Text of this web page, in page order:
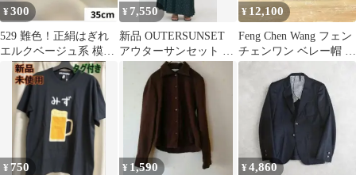
¥300
529 難色！正絹はぎれ
エルクベージュ系 模様
織柄生地 35cm
¥ 7,550
新品 OUTERSUNSET
アウターサンセット ス
ウィッチングギャザー
スカート
¥ 12,100
Feng Chen Wang フェン
チェンワン ベレー帽 ウ
ール ラビット 黒
¥ 750 ¥ 1,590 ¥4,860